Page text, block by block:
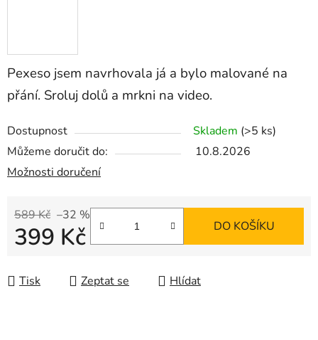
Pexeso jsem navrhovala já a bylo malované na
přání. Sroluj dolů a mrkni na video.
Dostupnost Skladem (>5 ks)
Můžeme doručit do:
10.8.2026
Možnosti doručení
589 Kč –32 %
399 Kč DO KOŠÍKU
Tisk Zeptat se Hlídat